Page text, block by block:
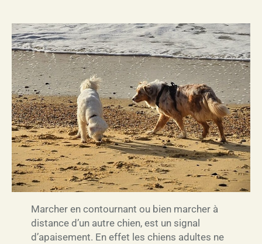
Marcher en contournant ou bien marcher à
distance d’un autre chien, est un signal
d’apaisement. En effet les chiens adultes ne